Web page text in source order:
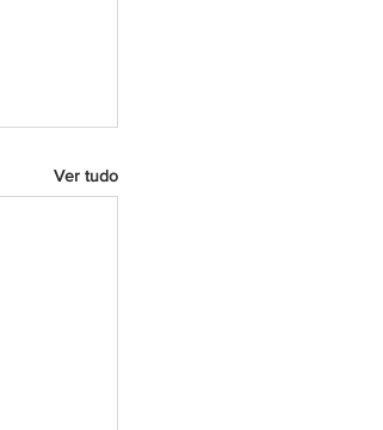
Ver tudo